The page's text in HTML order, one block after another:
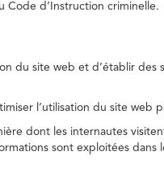
Code d’Instruction criminelle.
du site web et d’établir des
l’utilisation du site web
dont les internautes
sont exploitées dans